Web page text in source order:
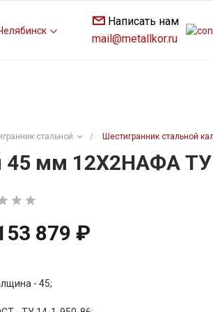
Написать нам
mail@metallkor.ru
стальной / Шестигранник стальной
45 мм 12Х2НАФА
879 ₽
- 45;